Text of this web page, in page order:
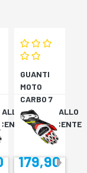
GUANTI
MOTO
CARBO 7
ROSSO/GIALLO
FLUORESCENTE
179,90